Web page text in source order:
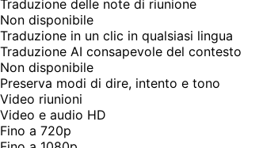
Traduzione delle note di riunione
Non disponibile
Traduzione in un clic in qualsiasi lingua
Traduzione AI consapevole del contesto
Non disponibile
Preserva modi di dire, intento e tono
Video riunioni
Video e audio HD
Fino a 720p